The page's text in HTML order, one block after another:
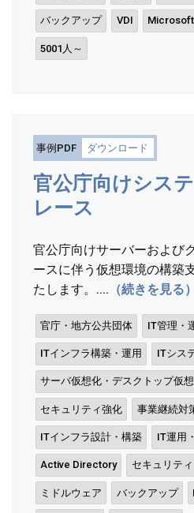
バックアップ VDI
5001人～
事例PDF ダウンロード
官公庁向けシス
レース
官公庁向けサーバーおよび
ースに伴う仮想環境の構築
たします。.... （続きを見る）
官庁・地方公共団体 IT管理・
ITインフラ構築・運用 ITシス
サーバ仮想化・デスクトップ仮
セキュリティ強化 事業継続対
ITインフラ設計・構築 IT運用
Active Directory セキュリティ
ミドルウェア バックアップ